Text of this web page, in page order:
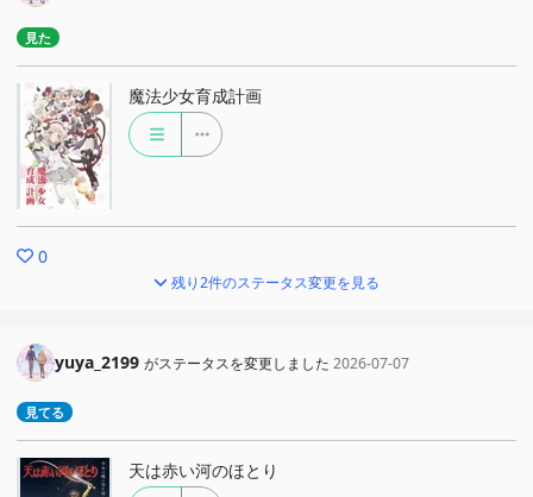
見た
魔法少女育成計画
0
残り2件のステータス変更を見る
yuya_2199 がステータスを変更しました 2026-07-07
見てる
天は赤い河のほとり